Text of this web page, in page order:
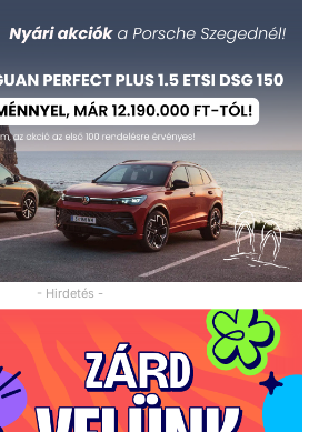
- Hirdetés -